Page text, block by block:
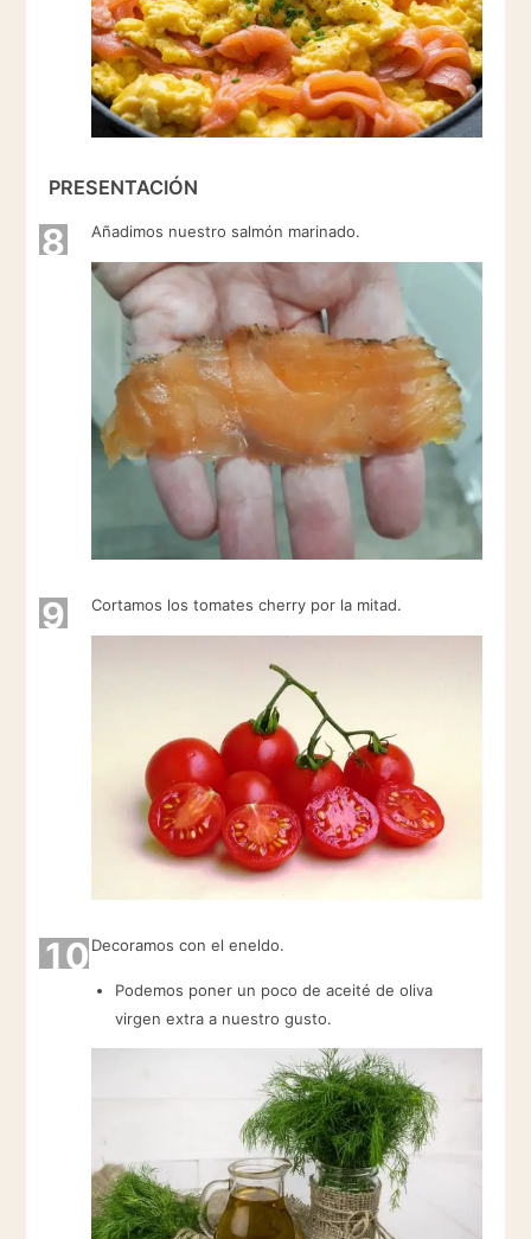
PRESENTACIÓN
8 Añadimos nuestro salmón marinado.
9 Cortamos los tomates cherry por la mitad.
10 Decoramos con el eneldo.
Podemos poner un poco de aceité de oliva
virgen extra a nuestro gusto.